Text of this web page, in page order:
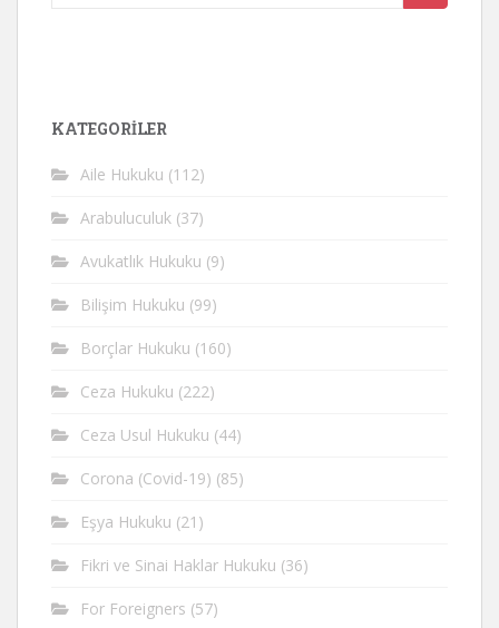
KATEGORİLER
Aile Hukuku (112)
Arabuluculuk (37)
Avukatlık Hukuku (9)
Bilişim Hukuku (99)
Borçlar Hukuku (160)
Ceza Hukuku (222)
Ceza Usul Hukuku (44)
Corona (Covid-19) (85)
Eşya Hukuku (21)
Fikri ve Sinai Haklar Hukuku (36)
For Foreigners (57)